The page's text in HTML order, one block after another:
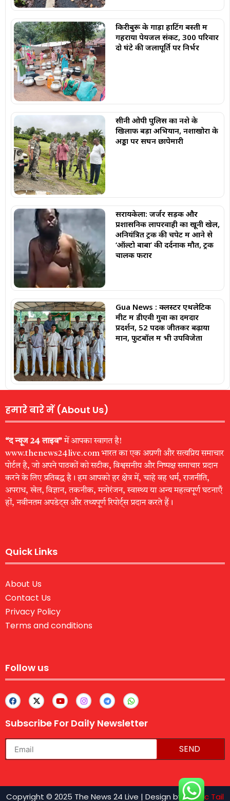
किरीबुरू के गाड़ा हाटिंग बस्ती में
गहराया पेयजल संकट, 300 परिवार
दो घंटे की जलापूर्ति पर निर्भर
सीनी ओपी पुलिस का नशे के
खिलाफ बड़ा अभियान, नशाखोरों के
अड्डों पर सघन छापेमारी
सरायकेला: जर्जर सड़क और
प्रशासनिक लापरवाही का खूनी खेल,
अनियंत्रित ट्रक की चपेट में आने से
‘ऑल्टो बाबा’ की दर्दनाक मौत, ट्रक
चालक फरार
Gua News : क्लस्टर एथलेटिक
मीट में डीएवी गुवा का दमदार
प्रदर्शन, 52 पदक जीतकर बढ़ाया
मान, फुटबॉल में भी उपविजेता
हमारे बारे में (About Us)
“द न्यूज 24 लाइव”में आपका स्वागत है!
www.thenews24live.com भारत का एक अग्रणी और सत्यप्रिय समाचार
पोर्टल है, जो अपने पाठकों को सटीक, विश्वसनीय और निष्पक्ष समाचार प्रदान
करने के लिए प्रतिबद्ध है। हम आपको हर क्षेत्र में, चाहे वह धर्म, राजनीति,
अपराध, खेल, विज्ञान, तकनीक, मनोरंजन, स्वास्थ्य या अन्य महत्वपूर्ण घटनाएँ
हों, नवीनतम अपडेट्स और तथ्यपूर्ण रिपोर्ट्स प्रदान करते हैं।
Quick Links
About Us
Contact Us
Privacy Policy
Terms and conditions
Follow us
Subscribe For Daily Newsletter
SEND
Copyright © 2025 The News 24 Live | Design byTraffic Tail